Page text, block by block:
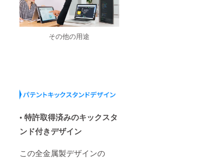
その他の用途
• 特許取得済みのキックスタ
ンド付きデザイン
この全金属製デザインの